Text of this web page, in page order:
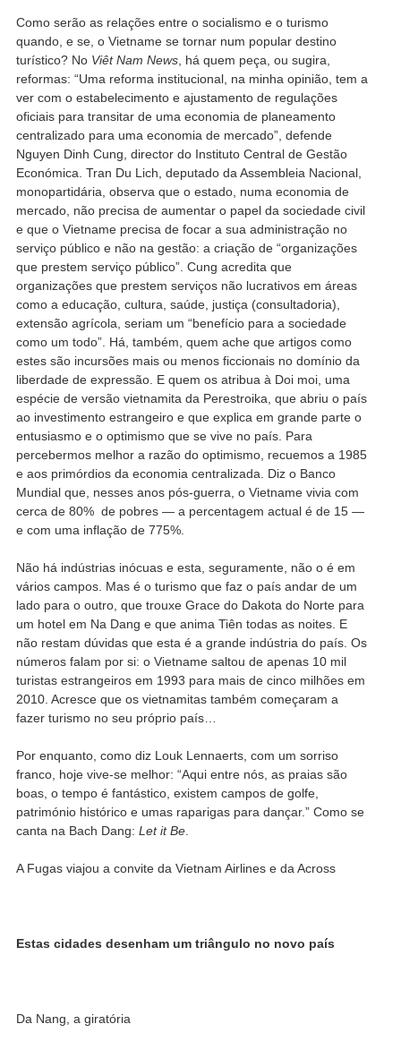
Como serão as relações entre o socialismo e o turismo
quando, e se, o Vietname se tornar num popular destino
turístico? No Viêt Nam News, há quem peça, ou sugira,
reformas: “Uma reforma institucional, na minha opinião, tem a
ver com o estabelecimento e ajustamento de regulações
oficiais para transitar de uma economia de planeamento
centralizado para uma economia de mercado”, defende
Nguyen Dinh Cung, director do Instituto Central de Gestão
Económica. Tran Du Lich, deputado da Assembleia Nacional,
monopartidária, observa que o estado, numa economia de
mercado, não precisa de aumentar o papel da sociedade civil
e que o Vietname precisa de focar a sua administração no
serviço público e não na gestão: a criação de “organizações
que prestem serviço público”. Cung acredita que
organizações que prestem serviços não lucrativos em áreas
como a educação, cultura, saúde, justiça (consultadoria),
extensão agrícola, seriam um “benefício para a sociedade
como um todo”. Há, também, quem ache que artigos como
estes são incursões mais ou menos ficcionais no domínio da
liberdade de expressão. E quem os atribua à Doi moi, uma
espécie de versão vietnamita da Perestroika, que abriu o país
ao investimento estrangeiro e que explica em grande parte o
entusiasmo e o optimismo que se vive no país. Para
percebermos melhor a razão do optimismo, recuemos a 1985
e aos primórdios da economia centralizada. Diz o Banco
Mundial que, nesses anos pós-guerra, o Vietname vivia com
cerca de 80% de pobres — a percentagem actual é de 15 —
e com uma inflação de 775%.
Não há indústrias inócuas e esta, seguramente, não o é em
vários campos. Mas é o turismo que faz o país andar de um
lado para o outro, que trouxe Grace do Dakota do Norte para
um hotel em Na Dang e que anima Tiên todas as noites. E
não restam dúvidas que esta é a grande indústria do país. Os
números falam por si: o Vietname saltou de apenas 10 mil
turistas estrangeiros em 1993 para mais de cinco milhões em
2010. Acresce que os vietnamitas também começaram a
fazer turismo no seu próprio país…
Por enquanto, como diz Louk Lennaerts, com um sorriso
franco, hoje vive-se melhor: “Aqui entre nós, as praias são
boas, o tempo é fantástico, existem campos de golfe,
património histórico e umas raparigas para dançar.” Como se
canta na Bach Dang: Let it Be.
A Fugas viajou a convite da Vietnam Airlines e da Across
Estas cidades desenham um triângulo no novo país
Da Nang, a giratória